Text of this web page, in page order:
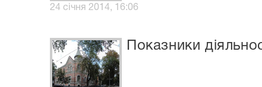
24 січня 2014, 16:06
Показники